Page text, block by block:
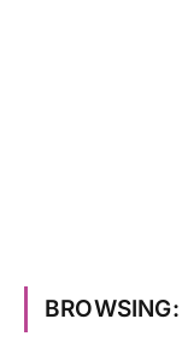
BROWSING: